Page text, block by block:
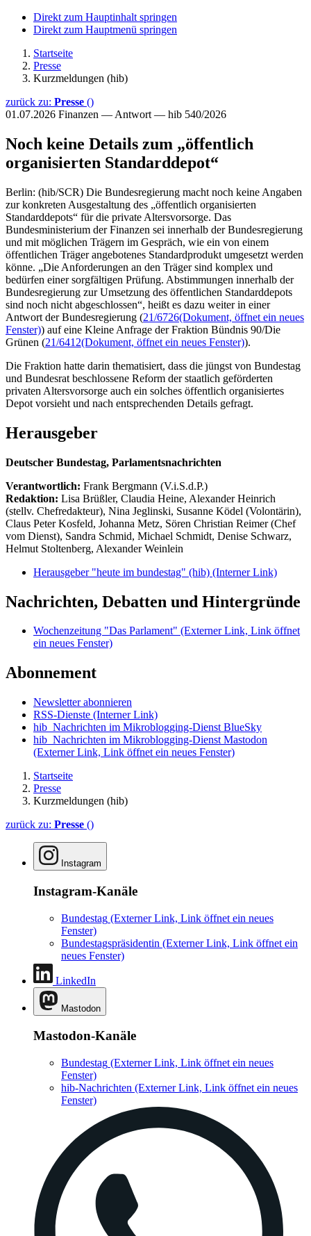
Direkt zum Hauptinhalt springen
Direkt zum Hauptmenü springen
Startseite
Presse
Kurzmeldungen (hib)
zurück zu: Presse ()
01.07.2026 Finanzen — Antwort — hib 540/2026
Noch keine Details zum „öffentlich
organisierten Standarddepot“
Berlin: (hib/SCR) Die Bundesregierung macht noch keine Angaben
zur konkreten Ausgestaltung des „öffentlich organisierten
Standarddepots“ für die private Altersvorsorge. Das
Bundesministerium der Finanzen sei innerhalb der Bundesregierung
und mit möglichen Trägern im Gespräch, wie ein von einem
öffentlichen Träger angebotenes Standardprodukt umgesetzt werden
könne. „Die Anforderungen an den Träger sind komplex und
bedürfen einer sorgfältigen Prüfung. Abstimmungen innerhalb der
Bundesregierung zur Umsetzung des öffentlichen Standarddepots
sind noch nicht abgeschlossen“, heißt es dazu weiter in einer
Antwort der Bundesregierung (21/6726(Dokument, öffnet ein neues
Fenster)) auf eine Kleine Anfrage der Fraktion Bündnis 90/Die
Grünen (21/6412(Dokument, öffnet ein neues Fenster)).
Die Fraktion hatte darin thematisiert, dass die jüngst von Bundestag
und Bundesrat beschlossene Reform der staatlich geförderten
privaten Altersvorsorge auch ein solches öffentlich organisiertes
Depot vorsieht und nach entsprechenden Details gefragt.
Herausgeber
Deutscher Bundestag, Parlamentsnachrichten
Verantwortlich: Frank Bergmann (V.i.S.d.P.)
Redaktion: Lisa Brüßler, Claudia Heine, Alexander Heinrich
(stellv. Chefredakteur), Nina Jeglinski, Susanne Ködel (Volontärin),
Claus Peter Kosfeld, Johanna Metz, Sören Christian Reimer (Chef
vom Dienst), Sandra Schmid, Michael Schmidt, Denise Schwarz,
Helmut Stoltenberg, Alexander Weinlein
Herausgeber "heute im bundestag" (hib) (Interner Link)
Nachrichten, Debatten und Hintergründe
Wochenzeitung "Das Parlament" (Externer Link, Link öffnet
ein neues Fenster)
Abonnement
Newsletter abonnieren
RSS-Dienste (Interner Link)
hib_Nachrichten im Mikroblogging-Dienst BlueSky
hib_Nachrichten im Mikroblogging-Dienst Mastodon
(Externer Link, Link öffnet ein neues Fenster)
Startseite
Presse
Kurzmeldungen (hib)
zurück zu: Presse ()
Instagram
Instagram-Kanäle
Bundestag (Externer Link, Link öffnet ein neues
Fenster)
Bundestagspräsidentin (Externer Link, Link öffnet ein
neues Fenster)
LinkedIn
Mastodon
Mastodon-Kanäle
Bundestag (Externer Link, Link öffnet ein neues
Fenster)
hib-Nachrichten (Externer Link, Link öffnet ein neues
Fenster)